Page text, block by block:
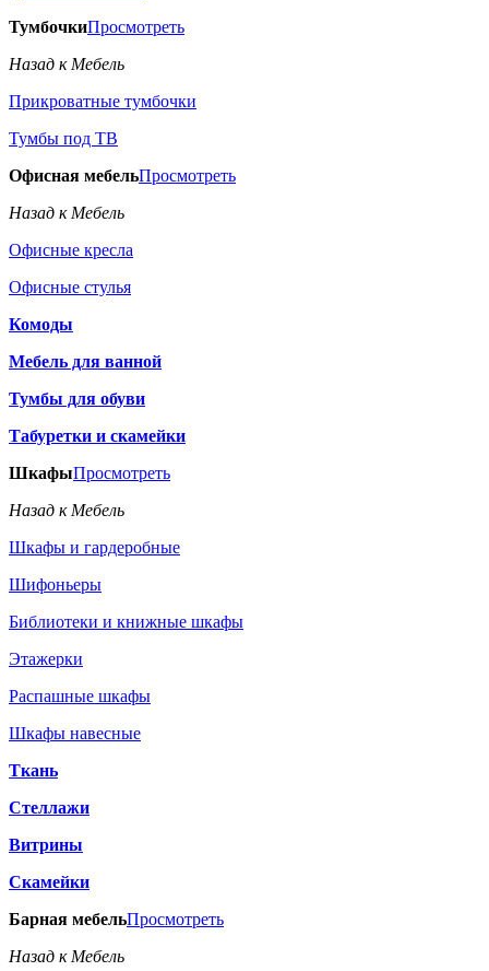
ТумбочкиПросмотреть
Назад к Мебель
Прикроватные тумбочки
Тумбы под ТВ
Офисная мебельПросмотреть
Назад к Мебель
Офисные кресла
Офисные стулья
Комоды
Мебель для ванной
Тумбы для обуви
Табуретки и скамейки
ШкафыПросмотреть
Назад к Мебель
Шкафы и гардеробные
Шифоньеры
Библиотеки и книжные шкафы
Этажерки
Распашные шкафы
Шкафы навесные
Ткань
Стеллажи
Витрины
Скамейки
Барная мебельПросмотреть
Назад к Мебель